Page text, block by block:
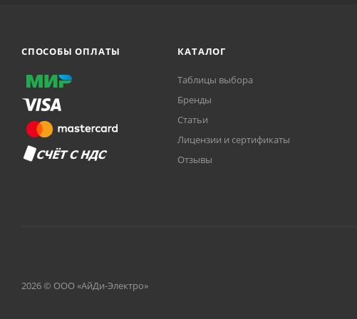
СПОСОБЫ ОПЛАТЫ КАТАЛОГ
Таблицы выбора
Бренды
Статьи
Лицензии и сертификаты
Отзывы
2026 © ООО «АйДи-Электро»